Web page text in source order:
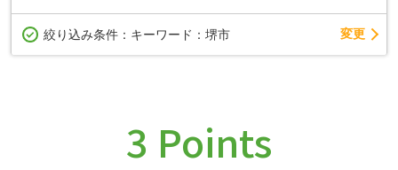
絞り込み条件： キーワード：堺市 変更
3 Points